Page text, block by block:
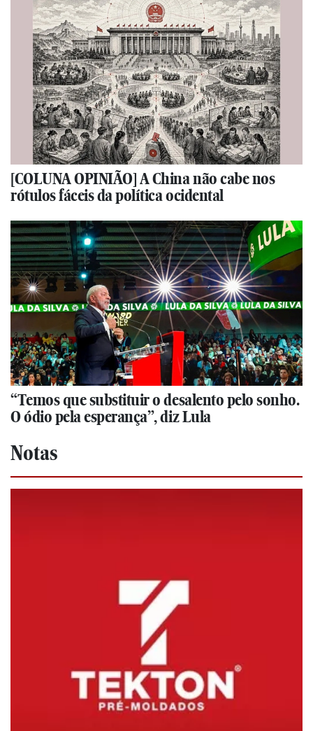
[COLUNA OPINIÃO] A China não cabe nos
rótulos fáceis da política ocidental
“Temos que substituir o desalento pelo sonho.
O ódio pela esperança”, diz Lula
Notas